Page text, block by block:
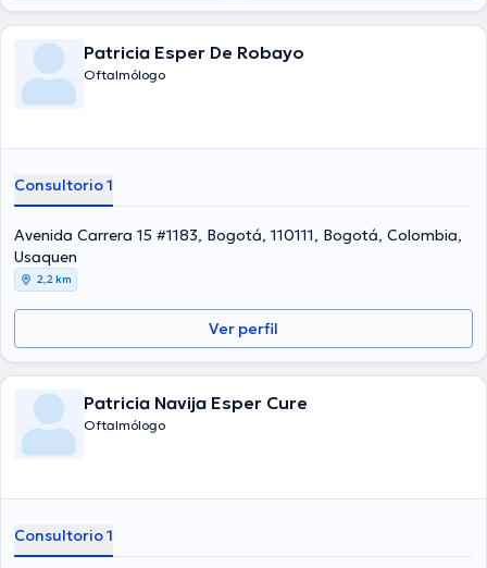
Patricia Esper De Robayo
Oftalmólogo
Consultorio 1
Avenida Carrera 15 #1183, Bogotá, 110111, Bogotá, Colombia,
Usaquen
2,2 km
Ver perfil
Patricia Navija Esper Cure
Oftalmólogo
Consultorio 1